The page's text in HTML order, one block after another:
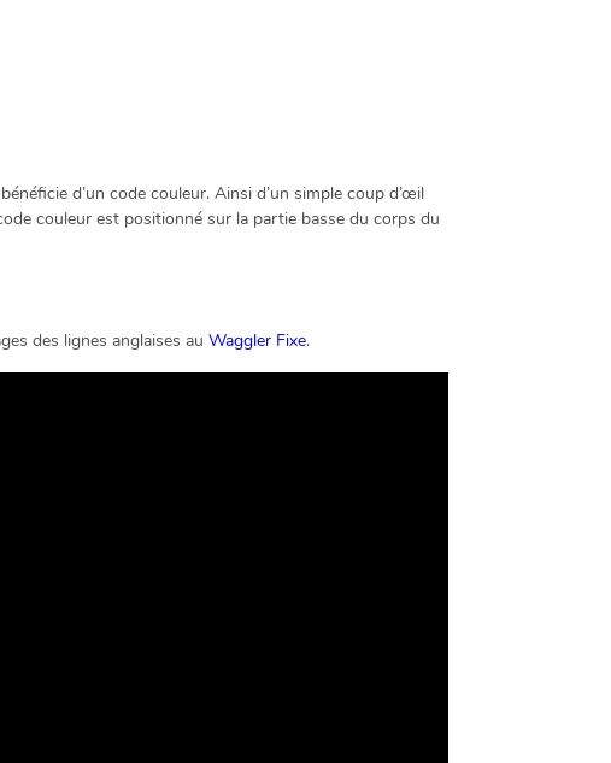
d’un code couleur. Ainsi d’un simple coup d’œil
couleur est positionné sur la partie basse du corps du
des lignes anglaises au Waggler Fixe.